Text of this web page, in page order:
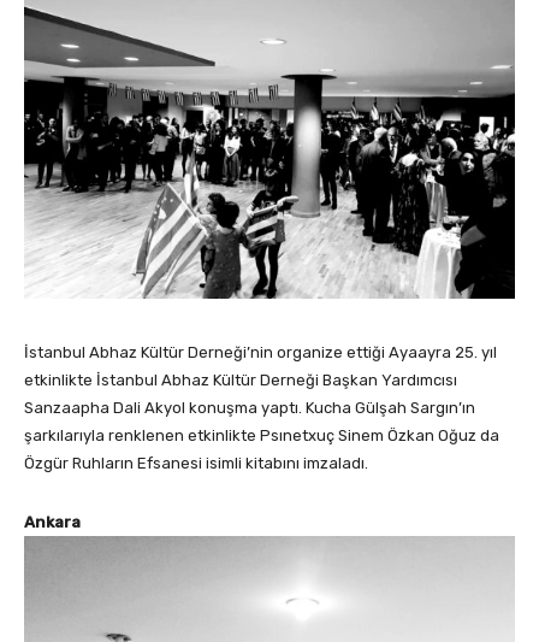
İstanbul Abhaz Kültür Derneği’nin organize ettiği Ayaayra 25. yıl
etkinlikte İstanbul Abhaz Kültür Derneği Başkan Yardımcısı
Sanzaapha Dali Akyol konuşma yaptı. Kucha Gülşah Sargın’ın
şarkılarıyla renklenen etkinlikte Psınetxuç Sinem Özkan Oğuz da
Özgür Ruhların Efsanesi isimli kitabını imzaladı.
Ankara